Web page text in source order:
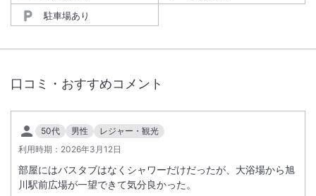
駐車場あり
口コミ・おすすめコメント
50代 男性
レジャー・観光
利用時期： 2026年3月12日
部屋にはバスタブはなくシャワーだけだったが、大浴場から旭
川駅前広場が一望できて気分良かった。